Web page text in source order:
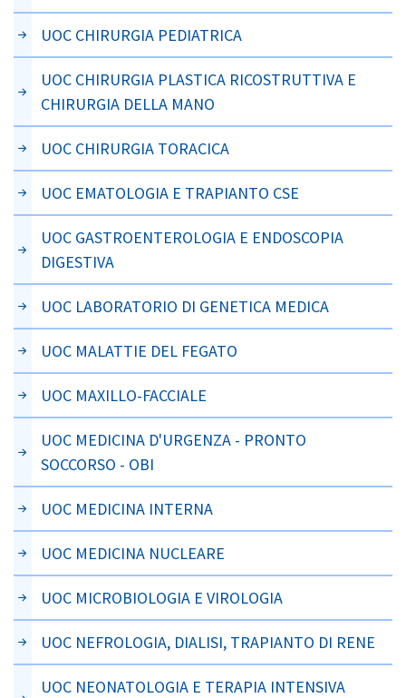
UOC CHIRURGIA PEDIATRICA
UOC CHIRURGIA PLASTICA RICOSTRUTTIVA E
CHIRURGIA DELLA MANO
UOC CHIRURGIA TORACICA
UOC EMATOLOGIA E TRAPIANTO CSE
UOC GASTROENTEROLOGIA E ENDOSCOPIA
DIGESTIVA
UOC LABORATORIO DI GENETICA MEDICA
UOC MALATTIE DEL FEGATO
UOC MAXILLO-FACCIALE
UOC MEDICINA D'URGENZA - PRONTO
SOCCORSO - OBI
UOC MEDICINA INTERNA
UOC MEDICINA NUCLEARE
UOC MICROBIOLOGIA E VIROLOGIA
UOC NEFROLOGIA, DIALISI, TRAPIANTO DI RENE
UOC NEONATOLOGIA E TERAPIA INTENSIVA